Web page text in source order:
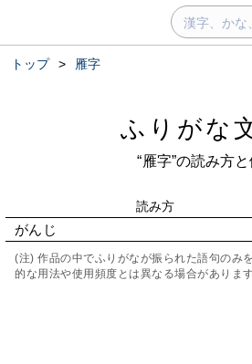
トップ > 雁字
ふりがな
“雁字”の読み方
読み方
がんじ
(注) 作品の中でふりがなが振られた語句のみ
的な用法や使用頻度とは異なる場合があります